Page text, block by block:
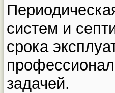
систем и
срока
задачей.